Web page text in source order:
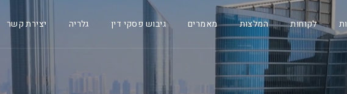
לקוחות המלצות מאמרים גיבוש פסקי דין גלריה יצירת קשר